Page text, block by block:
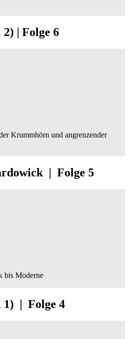
| Folge 6
Krummhörn und angrenzender
| Folge 5
bis Moderne
1) | Folge 4